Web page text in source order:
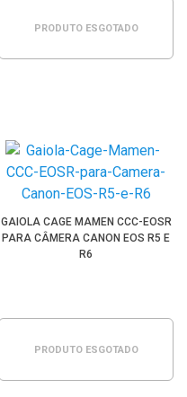
PRODUTO ESGOTADO
GAIOLA CAGE MAMEN CCC-EOSR
PARA CÂMERA CANON EOS R5 E
R6
PRODUTO ESGOTADO